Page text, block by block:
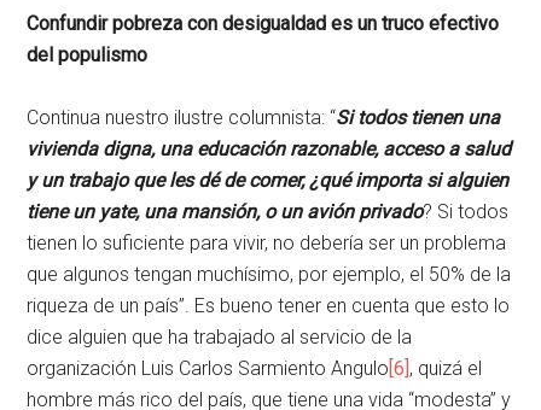
Confundir pobreza con desigualdad es un truco efectivo
del populismo
Continua nuestro ilustre columnista: “Si todos tienen una
vivienda digna, una educación razonable, acceso a salud
y un trabajo que les dé de comer, ¿qué importa si alguien
tiene un yate, una mansión, o un avión privado? Si todos
tienen lo suficiente para vivir, no debería ser un problema
que algunos tengan muchísimo, por ejemplo, el 50% de la
riqueza de un país”. Es bueno tener en cuenta que esto lo
dice alguien que ha trabajado al servicio de la
organización Luis Carlos Sarmiento Angulo[6], quizá el
hombre más rico del país, que tiene una vida “modesta” y